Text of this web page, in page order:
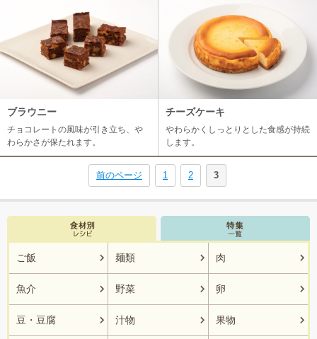
ブラウニー
チョコレートの風味が引き立ち、や
わらかさが保たれます。
チーズケーキ
やわらかくしっとりとした食感が持続
します。
前のページ 1 2 3
ご飯 麺類 肉
魚介 野菜 卵
豆・豆腐 汁物 果物